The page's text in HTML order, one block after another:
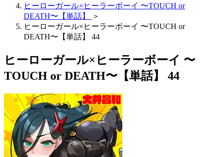
ヒーローガール×ヒーラーボーイ 〜TOUCH or
DEATH〜【単話】
＞
ヒーローガール×ヒーラーボーイ 〜TOUCH or
DEATH〜【単話】 44
ヒーローガール×ヒーラーボーイ 〜
TOUCH or DEATH〜【単話】 44